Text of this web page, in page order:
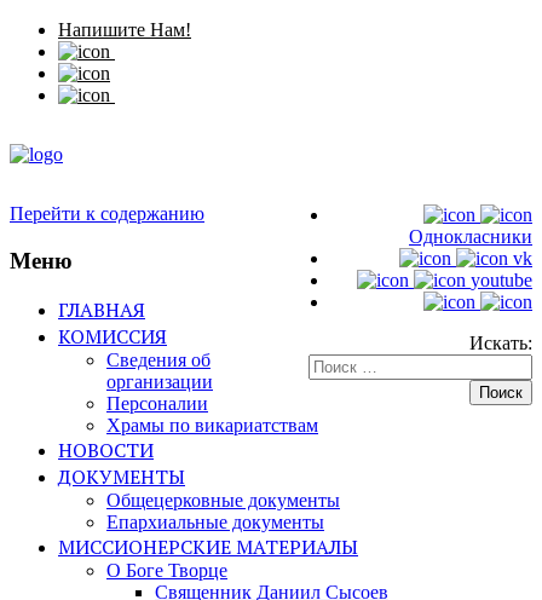
Напишите Нам!
Однокласники
vk
youtube
Искать:
Перейти к содержанию
Меню
ГЛАВНАЯ
КОМИССИЯ
Сведения об
организации
Персоналии
Храмы по викариатствам
НОВОСТИ
ДОКУМЕНТЫ
Общецерковные документы
Епархиальные документы
МИССИОНЕРСКИЕ МАТЕРИАЛЫ
О Боге Творце
Священник Даниил Сысоев